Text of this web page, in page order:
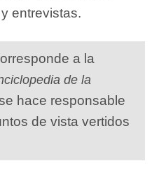
entrevistas.
a la
de la
hace responsable
de vista vertidos